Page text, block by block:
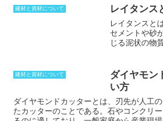
る際に、洗浄
にカビが発生
ある。
いる部材に対
すように使う
にして効果を
に使っていく
ぐことができ
使うことで補
いを入れるこ
使われること
は品質の高い
うということ
建材と資材について レイタンス
レイタンスと
セメントや砂
じる泥状の物
形成されます
ち継ぎ面にあ
ひび割れの原
前に取り除く
ート打設時に
建材と資材について
ダイヤモン
い方
ダイヤモンドカッターとは、 刃先が人工
たカッターのことである。石やコンクリ